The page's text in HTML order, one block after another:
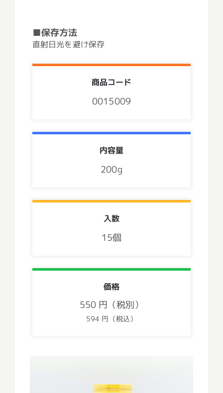
■保存方法
直射日光を避け保存
商品コード
0015009
内容量
200g
入数
15個
価格
550 円（税別）
594 円（税込）